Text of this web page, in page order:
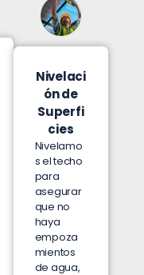
Nivelaci
ón de
Superfi
cies
Nivelamo
s el techo
para
asegurar
que no
haya
empoza
mientos
de agua,